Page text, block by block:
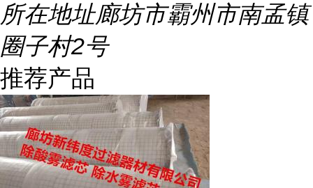
所在地址廊坊市霸州市南孟镇
圈子村2号
推荐产品